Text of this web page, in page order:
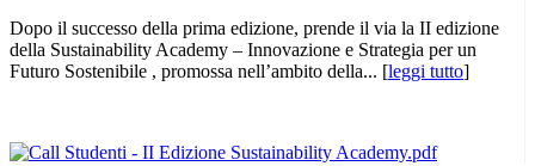
Dopo il successo della prima edizione, prende il via la II edizione
della Sustainability Academy – Innovazione e Strategia per un
Futuro Sostenibile , promossa nell’ambito della... [leggi tutto]